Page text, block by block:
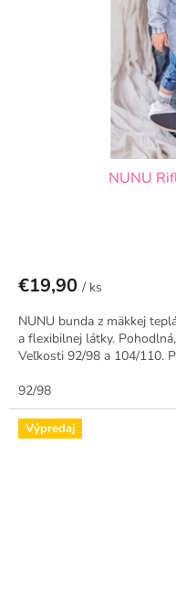
NUNU
€19,90 / ks
NUNU bunda z mäkkej
a flexibilnej látky.
Veľkosti 92/98 a 104/110.
92/98
Výpredaj